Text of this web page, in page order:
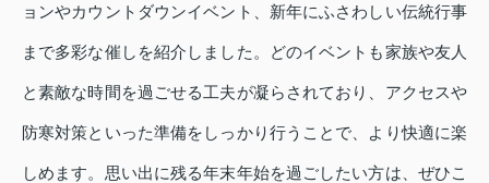
ョンやカウントダウンイベント、新年にふさわしい伝統行事
まで多彩な催しを紹介しました。どのイベントも家族や友人
と素敵な時間を過ごせる工夫が凝らされており、アクセスや
防寒対策といった準備をしっかり行うことで、より快適に楽
しめます。思い出に残る年末年始を過ごしたい方は、ぜひこ